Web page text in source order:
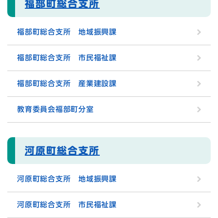
福部町総合支所
福部町総合支所 地域振興課
福部町総合支所 市民福祉課
福部町総合支所 産業建設課
教育委員会福部町分室
河原町総合支所
河原町総合支所 地域振興課
河原町総合支所 市民福祉課